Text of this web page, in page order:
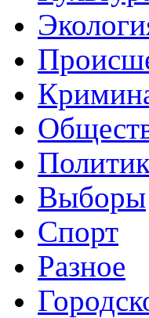
Выборы
Спорт
Разное